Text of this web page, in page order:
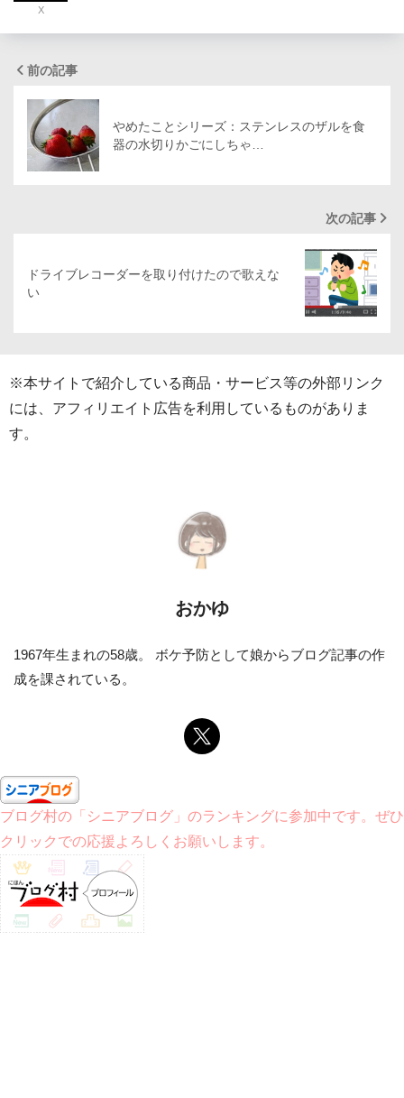
X
前の記事
やめたことシリーズ：ステンレスのザルを食
器の水切りかごにしちゃ…
次の記事
ドライブレコーダーを取り付けたので歌えな
い
※本サイトで紹介している商品・サービス等の外部リンク
には、アフィリエイト広告を利用しているものがありま
す。
おかゆ
1967年生まれの58歳。 ボケ予防として娘からブログ記事の作
成を課されている。
ブログ村の「シニアブログ」のランキングに参加中です。ぜひ
クリックでの応援よろしくお願いします。